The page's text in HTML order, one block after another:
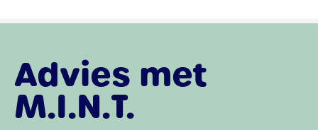
Advies met
M.I.N.T.